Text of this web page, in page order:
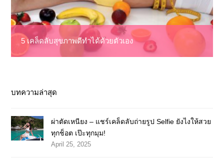
5 เคล็ดลับสุขภาพดีทำได้ด้วยตัวเอง
บทความล่าสุด
ผ่าตัดเหนียง – แชร์เคล็ดลับถ่ายรูป Selfie ยังไงให้สวย
ทุกช็อต เป๊ะทุกมุม!
April 25, 2025